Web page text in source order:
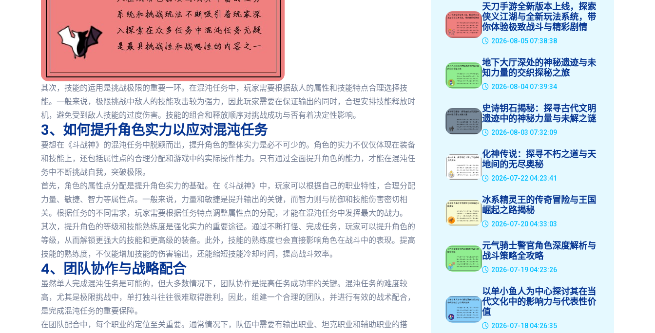
其次，技能的运用是挑战极限的重要一环。在混沌任务中，玩家需要根据敌人的属性和技能特点合理选择技
能。一般来说，极限挑战中敌人的技能攻击较为强力，因此玩家需要在保证输出的同时，合理安排技能释放时
机，避免受到敌人技能的过度伤害。技能的组合和释放顺序对挑战成功与否有着决定性影响。
3、如何提升角色实力以应对混沌任务
要想在《斗战神》的混沌任务中脱颖而出，提升角色的整体实力是必不可少的。角色的实力不仅仅体现在装备
和技能上，还包括属性点的合理分配和游戏中的实际操作能力。只有通过全面提升角色的能力，才能在混沌任
务中不断挑战自我，突破极限。
首先，角色的属性点分配是提升角色实力的基础。在《斗战神》中，玩家可以根据自己的职业特性，合理分配
力量、敏捷、智力等属性点。一般来说，力量和敏捷是提升输出的关键，而智力则与防御和技能伤害密切相
关。根据任务的不同需求，玩家需要根据任务特点调整属性点的分配，才能在混沌任务中发挥最大的战力。
其次，提升角色的等级和技能熟练度是强化实力的重要途径。通过不断打怪、完成任务，玩家可以提升角色的
等级，从而解锁更强大的技能和更高级的装备。此外，技能的熟练度也会直接影响角色在战斗中的表现。提高
技能的熟练度，不仅能增加技能的伤害输出，还能缩短技能冷却时间，提高战斗效率。
4、团队协作与战略配合
虽然单人完成混沌任务是可能的，但大多数情况下，团队协作是提高任务成功率的关键。混沌任务的难度较
高，尤其是极限挑战中，单打独斗往往很难取得胜利。因此，组建一个合理的团队，并进行有效的战术配合，
是完成混沌任务的重要保障。
在团队配合中，每个职业的定位至关重要。通常情况下，队伍中需要有输出职业、坦克职业和辅助职业的搭
天刀手游全新版本上线，探索
侠义江湖与全新玩法系统，带
你体验极致战斗与精彩剧情
2026-08-05 07:38:38
地下大厅深处的神秘遗迹与未
知力量的交织探秘之旅
2026-08-04 07:39:34
史诗钥石揭秘：探寻古代文明
遗迹中的神秘力量与未解之谜
2026-08-03 07:32:09
化神传说：探寻不朽之道与天
地间的无尽奥秘
2026-07-22 04:23:41
冰系精灵王的传奇冒险与王国
崛起之路揭秘
2026-07-20 04:33:03
元气骑士警官角色深度解析与
战斗策略全攻略
2026-07-19 04:23:26
以单小鱼人为中心探讨其在当
代文化中的影响力与代表性价
值
2026-07-18 04:26:35